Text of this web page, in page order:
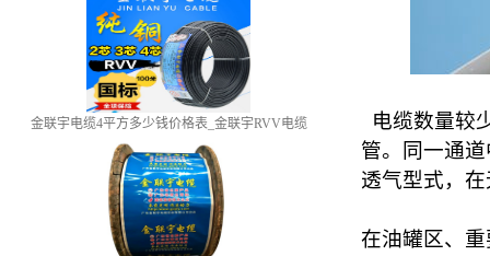
金联宇电缆4平方多少钱价格表_金联宇RVV电缆
电缆数量较
管。同一通
透气型式，
在油罐区、